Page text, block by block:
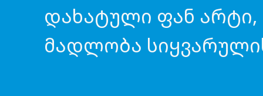
დახატული ფან არტი,
მადლობა